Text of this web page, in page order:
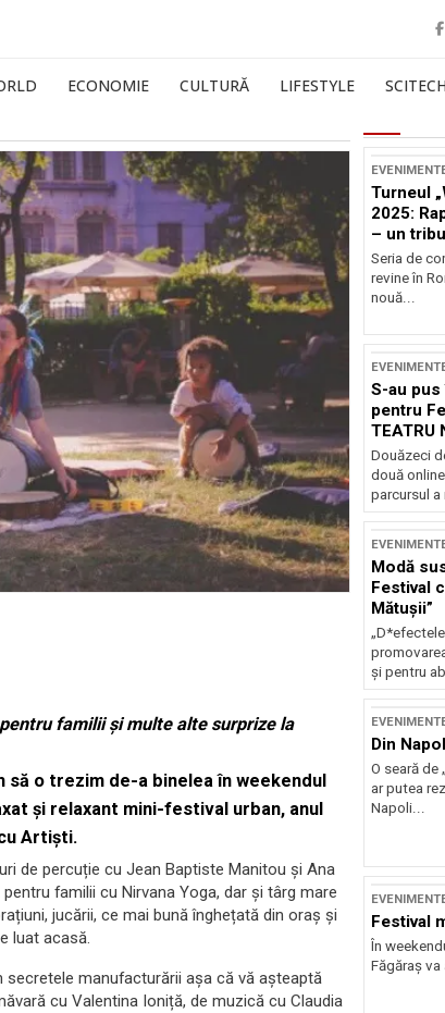
ECONOMIE CULTURĂ LIFESTYLE SCITECH
familii și multe alte surprize la
să o trezim de-a binelea în weekendul
și relaxant mini-festival urban, anul
Artiști.
de percuție cu Jean Baptiste Manitou și Ana
familii cu Nirvana Yoga, dar și târg mare
jucării, ce mai bună înghețată din oraș și
luat acasă.
manufacturării așa că vă așteaptă
cu Valentina Ioniță, de muzică cu Claudia
Turneul
2025:
– un
și
Seria de
revine în
nouă...
S-au
pentru
TEATRU
Douăzeci
două
parcursul a
Modă
Festival
Mătușii”
și pentru
Din
O seară de
ar putea
Napoli...
Festival
În
Făgăraș